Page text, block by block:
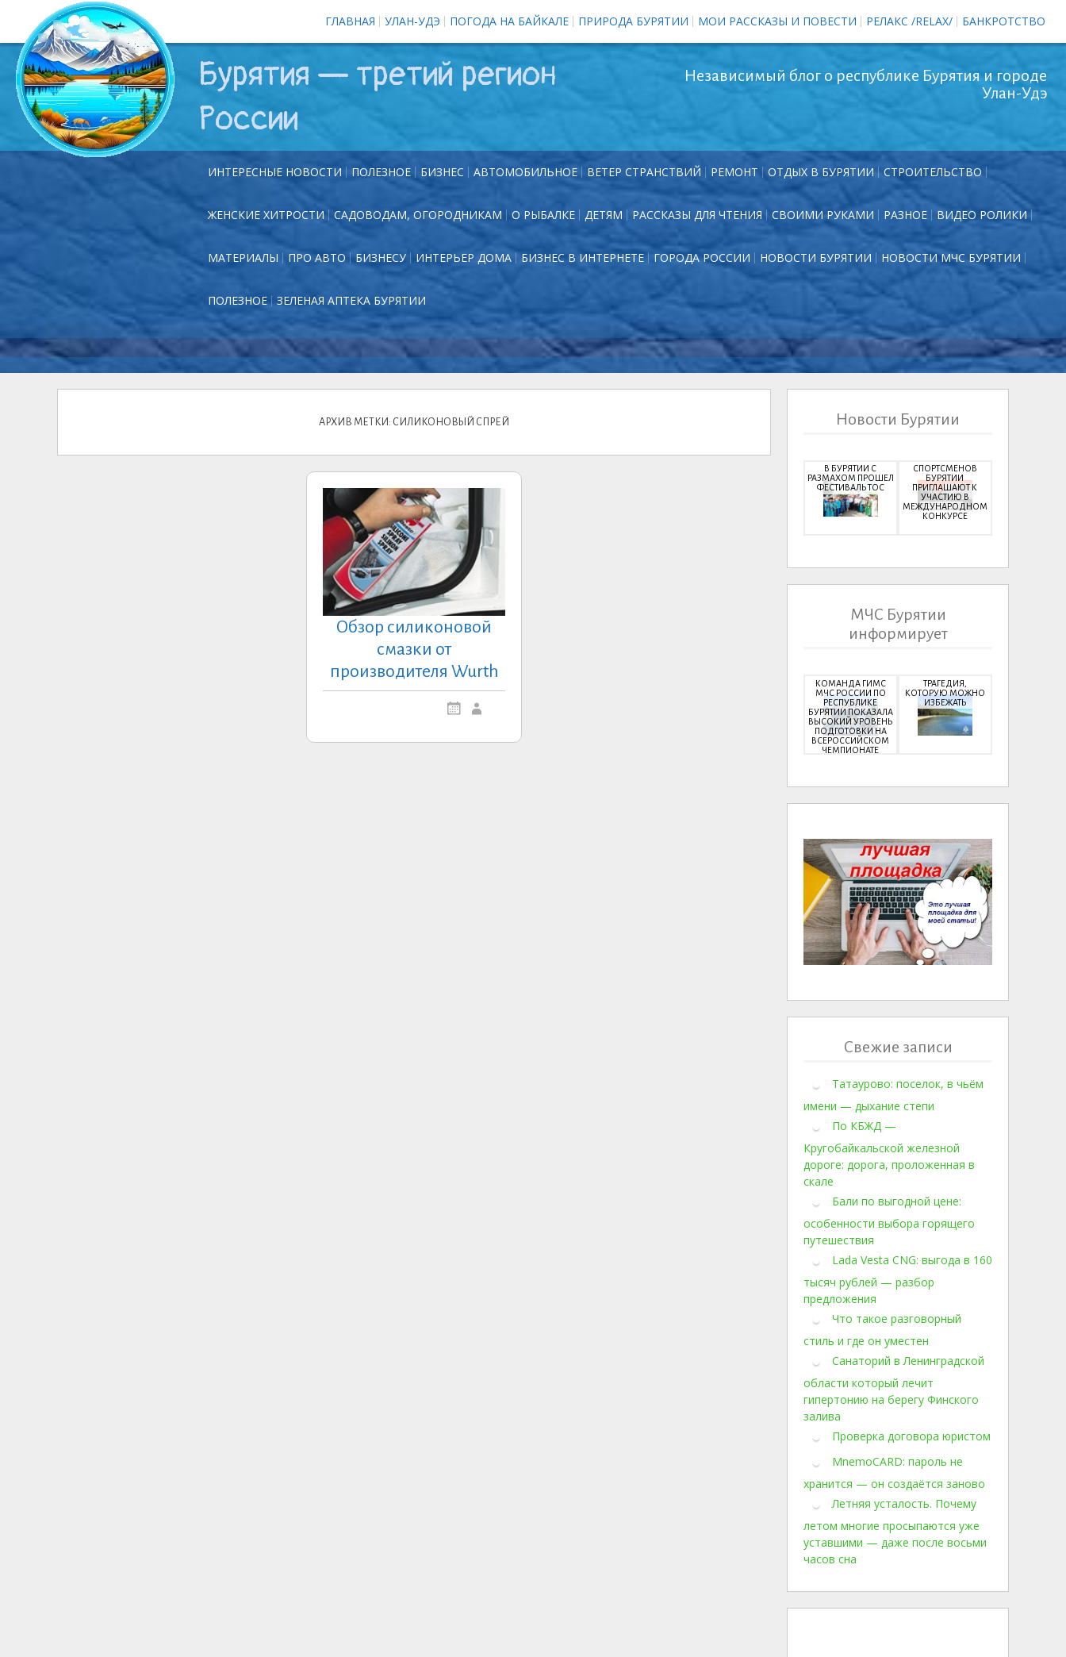
ГЛАВНАЯ УЛАН-УДЭ ПОГОДА НА БАЙКАЛЕ ПРИРОДА БУРЯТИИ МОИ РАССКАЗЫ И ПОВЕСТИ РЕЛАКС /RELAX/ БАНКРОТСТВО
Бурятия — третий регион
России
Независимый блог о республике Бурятия и городе
Улан-Удэ
ИНТЕРЕСНЫЕ НОВОСТИ ПОЛЕЗНОЕ БИЗНЕС АВТОМОБИЛЬНОЕ ВЕТЕР СТРАНСТВИЙ РЕМОНТ ОТДЫХ В БУРЯТИИ СТРОИТЕЛЬСТВО
ЖЕНСКИЕ ХИТРОСТИ САДОВОДАМ, ОГОРОДНИКАМ О РЫБАЛКЕ ДЕТЯМ РАССКАЗЫ ДЛЯ ЧТЕНИЯ СВОИМИ РУКАМИ РАЗНОЕ ВИДЕО РОЛИКИ
МАТЕРИАЛЫ ПРО АВТО БИЗНЕСУ ИНТЕРЬЕР ДОМА БИЗНЕС В ИНТЕРНЕТЕ ГОРОДА РОССИИ НОВОСТИ БУРЯТИИ НОВОСТИ МЧС БУРЯТИИ
ПОЛЕЗНОЕ ЗЕЛЕНАЯ АПТЕКА БУРЯТИИ
АРХИВ МЕТКИ: СИЛИКОНОВЫЙ СПРЕЙ
Обзор силиконовой
смазки от
производителя Wurth
Новости Бурятии
В БУРЯТИИ С
РАЗМАХОМ ПРОШЕЛ
ФЕСТИВАЛЬ ТОС
СПОРТСМЕНОВ
БУРЯТИИ
ПРИГЛАШАЮТ К
УЧАСТИЮ В
МЕЖДУНАРОДНОМ
КОНКУРСЕ
МЧС Бурятии
информирует
КОМАНДА ГИМС
МЧС РОССИИ ПО
РЕСПУБЛИКЕ
БУРЯТИИ ПОКАЗАЛА
ВЫСОКИЙ УРОВЕНЬ
ПОДГОТОВКИ НА
ВСЕРОССИЙСКОМ
ЧЕМПИОНАТЕ
ТРАГЕДИЯ,
КОТОРУЮ МОЖНО
ИЗБЕЖАТЬ
Свежие записи
Татаурово: поселок, в чьём
имени — дыхание степи
По КБЖД —
Кругобайкальской железной
дороге: дорога, проложенная в
скале
Бали по выгодной цене:
особенности выбора горящего
путешествия
Lada Vesta CNG: выгода в 160
тысяч рублей — разбор
предложения
Что такое разговорный
стиль и где он уместен
Санаторий в Ленинградской
области который лечит
гипертонию на берегу Финского
залива
Проверка договора юристом
MnemoCARD: пароль не
хранится — он создаётся заново
Летняя усталость. Почему
летом многие просыпаются уже
уставшими — даже после восьми
часов сна